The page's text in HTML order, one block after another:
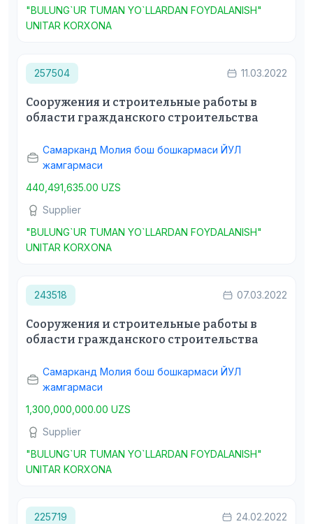
"BULUNG`UR TUMAN YO`LLARDAN FOYDALANISH"
UNITAR KORXONA
257504 11.03.2022
Сооружения и строительные работы в
области гражданского строительства
Самарканд Молия бош бошкармаси ЙУЛ
жамгармаси
440,491,635.00 UZS
Supplier
"BULUNG`UR TUMAN YO`LLARDAN FOYDALANISH"
UNITAR KORXONA
243518 07.03.2022
Сооружения и строительные работы в
области гражданского строительства
Самарканд Молия бош бошкармаси ЙУЛ
жамгармаси
1,300,000,000.00 UZS
Supplier
"BULUNG`UR TUMAN YO`LLARDAN FOYDALANISH"
UNITAR KORXONA
225719 24.02.2022